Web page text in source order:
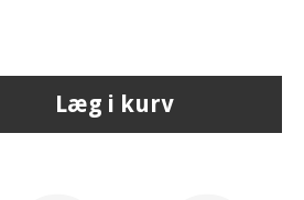
Læg i kurv